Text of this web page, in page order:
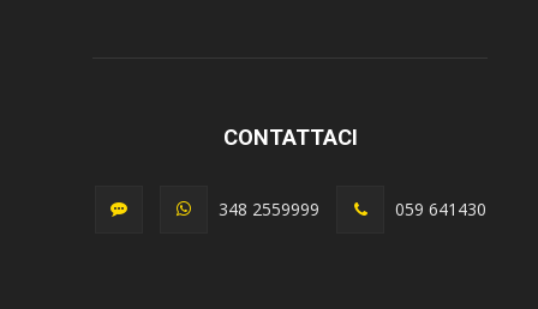
CONTATTACI
348 2559999 059 641430